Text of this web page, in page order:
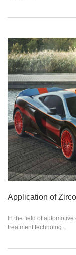
In the field of
treatment technolog...